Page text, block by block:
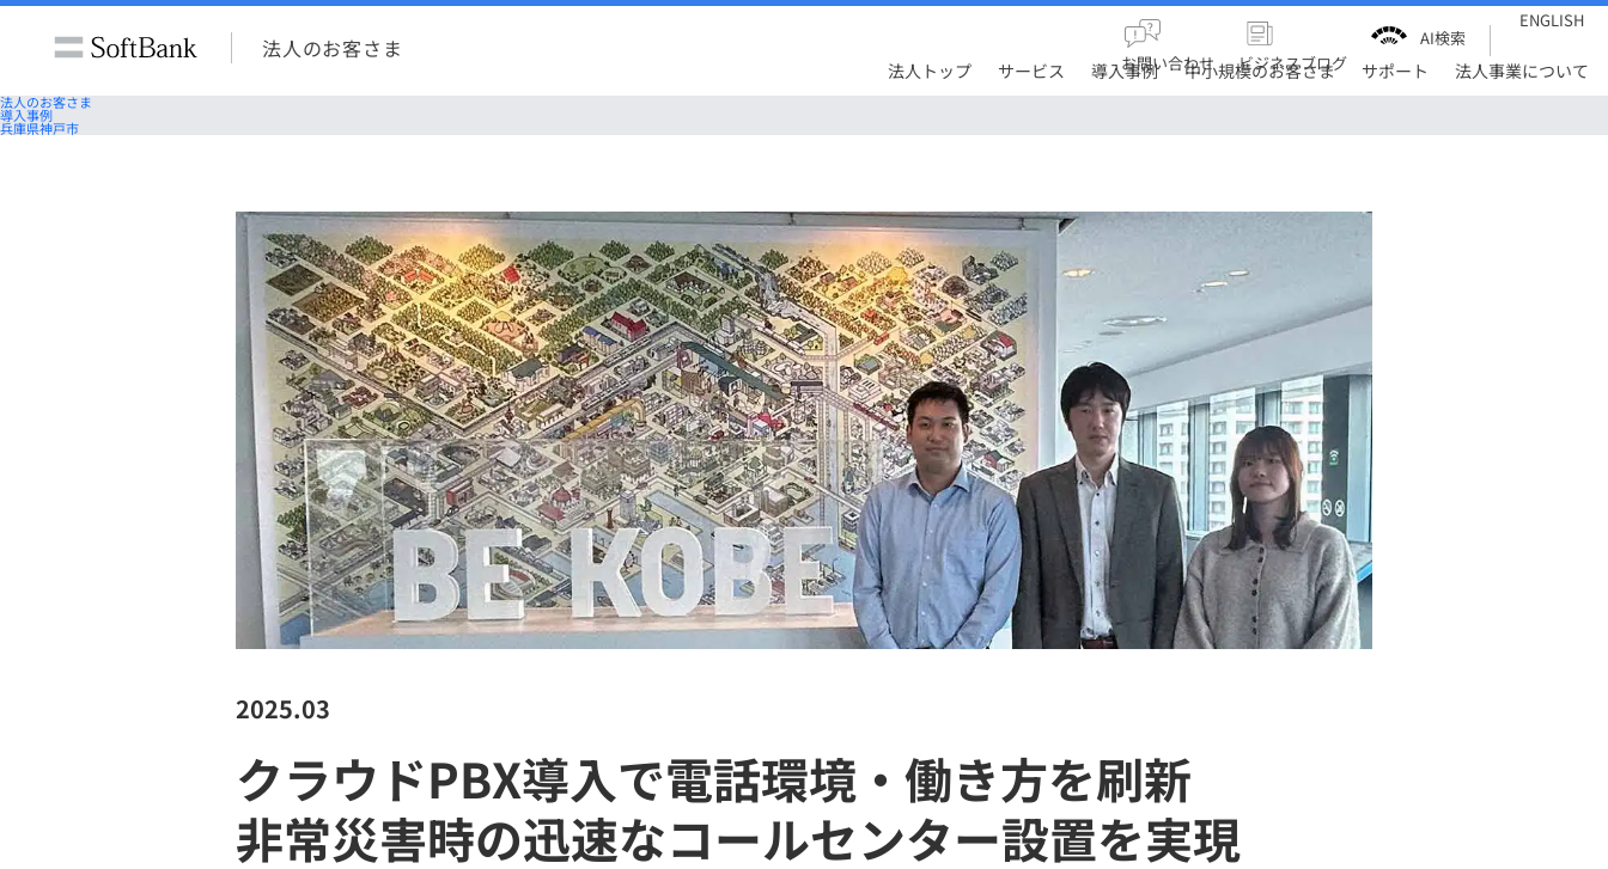
法人のお客さま
法人トップ サービス 導入事例 中小規模のお客さま サポート 法人事業について
お問い合わせ ビジネスブログ
AI検索
ENGLISH
法人のお客さま
導入事例
兵庫県神戸市
2025.03
クラウドPBX導入で電話環境・働き方を刷新
非常災害時の迅速なコールセンター設置を実現